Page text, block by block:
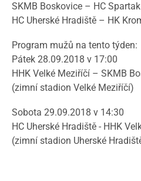
SKMB Boskovice – HC
HC Uherské Hradiště – HK
Program mužů na tento týden:
Pátek 28.09.2018 v 17:00
HHK Velké Meziříčí – SKMB
(zimní stadion Velké Meziříčí)
Sobota 29.09.2018 v 14:30
HC Uherské Hradiště - HHK
(zimní stadion Uherské